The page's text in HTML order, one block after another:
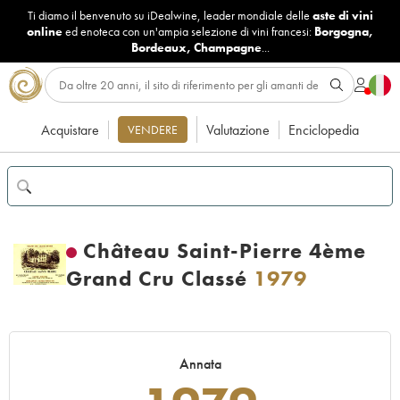
Ti diamo il benvenuto su iDealwine, leader mondiale delle aste di vini
onlineed enoteca con un'ampia selezione di vini francesi: Borgogna,
Bordeaux, Champagne...
Acquistare VENDERE Valutazione Enciclopedia
Château Saint-Pierre 4ème
Grand Cru Classé 1979
Annata